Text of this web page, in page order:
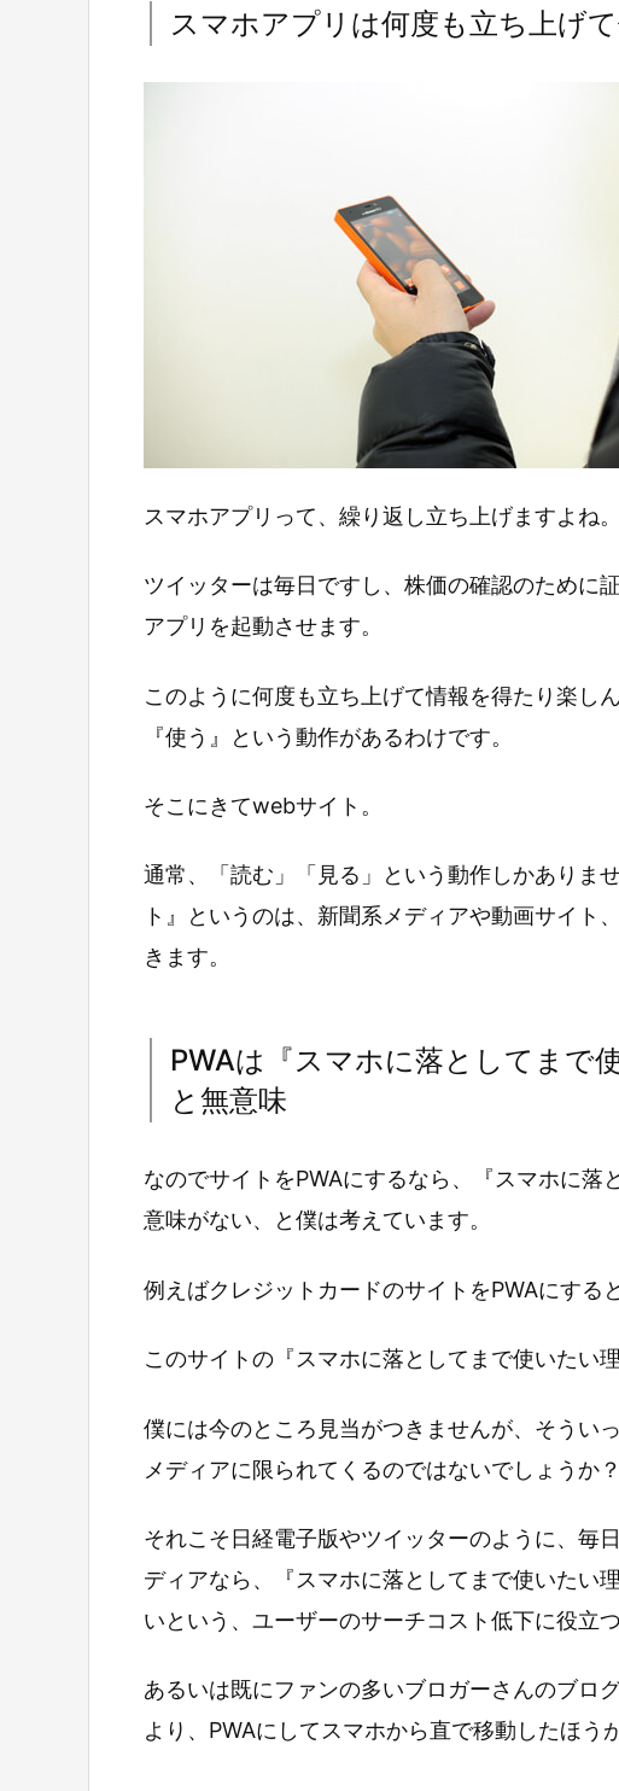
スマホアプリは何度も立ち上げ
スマホアプリって、繰り返し立ち上げますよね。
ツイッターは毎日ですし、株価の確認のために
アプリを起動させます。
このように何度も立ち上げて情報を得たり楽し
『使う』という動作があるわけです。
そこにきてwebサイト。
通常、「読む」「見る」という動作しかありま
ト』というのは、新聞系メディアや動画サイト
きます。
PWAは『スマホに落としてまで
と無意味
なのでサイトをPWAにするなら、『スマホに落
意味がない、と僕は考えています。
例えばクレジットカードのサイトをPWAにする
このサイトの『スマホに落としてまで使いたい
僕には今のところ見当がつきませんが、そうい
メディアに限られてくるのではないでしょうか？
それこそ日経電子版やツイッターのように、毎
ディアなら、『スマホに落としてまで使いたい
いという、ユーザーのサーチコスト低下に役立つ
あるいは既にファンの多いブロガーさんのブロ
より、PWAにしてスマホから直で移動したほう